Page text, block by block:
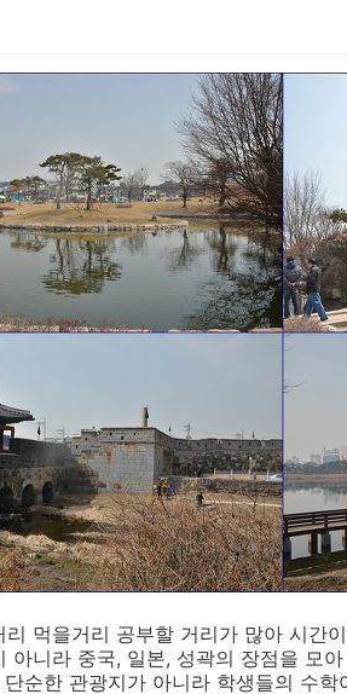
리 먹을거리 공부할 거리가 많아 시간
아니라 중국, 일본, 성곽의 장점을 모
순한 관광지가 아니라 학생들의 수